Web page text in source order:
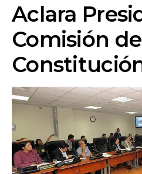
Aclara
Comisión de